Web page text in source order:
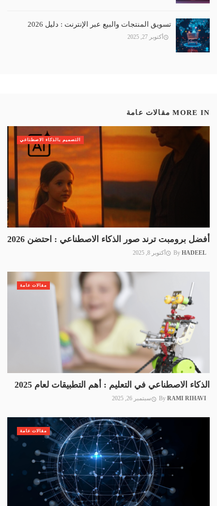
تسويق المنتجات والبيع عبر الإنترنت : دليل 2026
أكتوبر 27, 2025
MORE IN مقالات عامة
أفضل برومبت ترند صور الذكاء الاصطناعي : احتضن 2026
By HADEEL أكتوبر 8, 2025
التصميم بالذكاء الاصطناعي
الذكاء الاصطناعي في التعليم : أهم التطبيقات لعام 2025
By RAMI RIHAVI سبتمبر 26, 2025
مقالات عامة
مقالات عامة